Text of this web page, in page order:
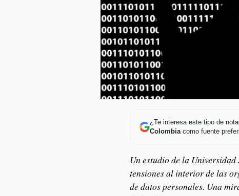
¿Te interesa este tipo de
Colombiacomo fuente
Un estudio de la
tensiones al interior de las
de datos personales. Una